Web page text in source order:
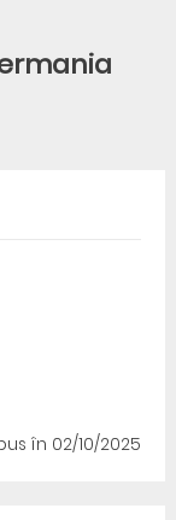
în 02/10/2025